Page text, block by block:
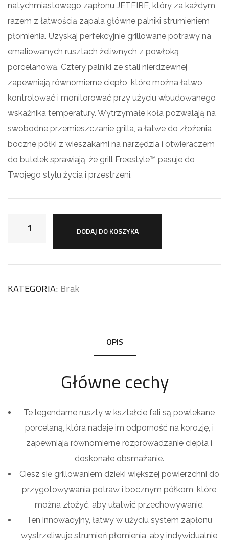
natychmiastowego zapłonu JETFIRE, który za każdym
razem z łatwością zapala główne palniki strumieniem
płomienia. Uzyskaj perfekcyjnie grillowane potrawy na
emaliowanych rusztach żeliwnych z powłoką
porcelanową. Cztery palniki ze stali nierdzewnej
zapewniają równomierne ciepło, które można łatwo
kontrolować i monitorować przy użyciu wbudowanego
wskaźnika temperatury. Wytrzymałe koła pozwalają na
swobodne przemieszczanie grilla, a łatwe do złożenia
boczne półki z wieszakami na narzędzia i otwieraczem
do butelek sprawiają, że grill Freestyle™ pasuje do
Twojego stylu życia i przestrzeni.
DODAJ DO KOSZYKA
KATEGORIA: Brak
OPIS
Główne cechy
Te legendarne ruszty w kształcie fali są powlekane
porcelaną, która nadaje im odporność na korozję, i
zapewniają równomierne rozprowadzanie ciepła i
doskonałe obsmażanie.
Ciesz się grillowaniem dzięki większej powierzchni do
przygotowywania potraw i bocznym półkom, które
można złożyć, aby ułatwić przechowywanie.
Ten innowacyjny, łatwy w użyciu system zapłonu
wystrzeliwuje strumień płomienia, aby indywidualnie